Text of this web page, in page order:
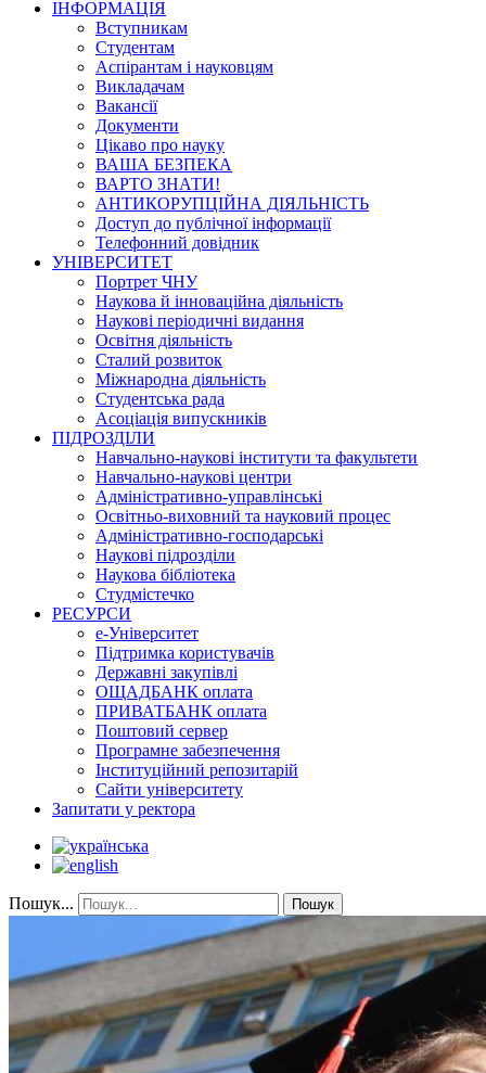
ІНФОРМАЦІЯ
Вступникам
Студентам
Аспірантам і науковцям
Викладачам
Вакансії
Документи
Цікаво про науку
ВАША БЕЗПЕКА
ВАРТО ЗНАТИ!
АНТИКОРУПЦІЙНА ДІЯЛЬНІСТЬ
Доступ до публічної інформації
Телефонний довідник
УНІВЕРСИТЕТ
Портрет ЧНУ
Наукова й інноваційна діяльність
Наукові періодичні видання
Освітня діяльність
Сталий розвиток
Міжнародна діяльність
Студентська рада
Асоціація випускників
ПІДРОЗДІЛИ
Навчально-наукові інститути та факультети
Навчально-наукові центри
Адміністративно-управлінські
Освітньо-виховний та науковий процес
Адміністративно-господарські
Наукові підрозділи
Наукова бібліотека
Студмістечко
РЕСУРСИ
е-Університет
Підтримка користувачів
Державні закупівлі
ОЩАДБАНК оплата
ПРИВАТБАНК оплата
Поштовий сервер
Програмне забезпечення
Інституційний репозитарій
Сайти університету
Запитати у ректора
Пошук... Пошук